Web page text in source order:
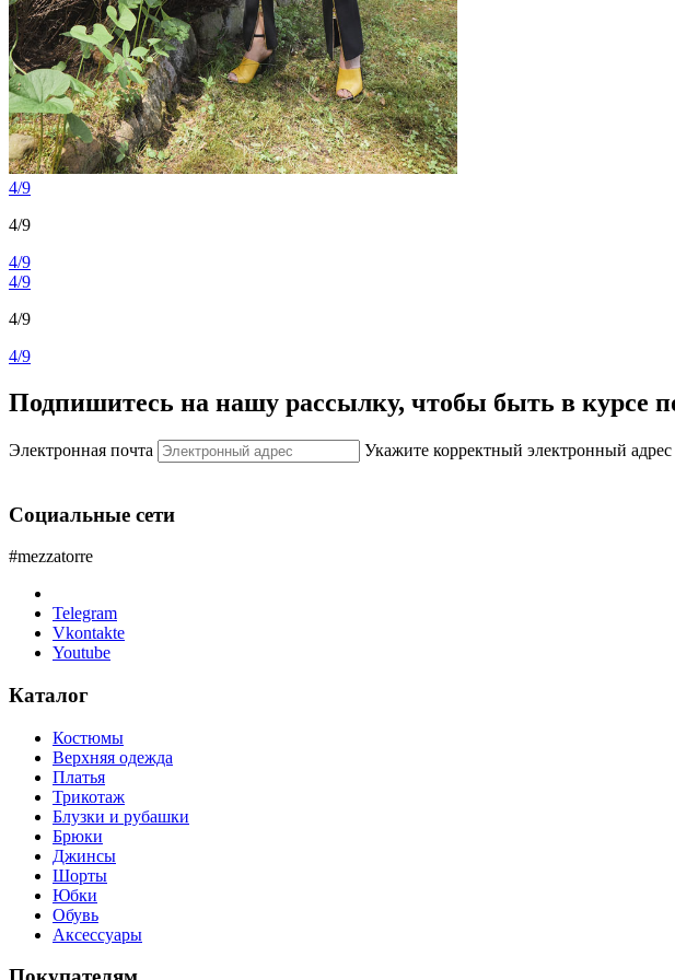
4/9
4/9
4/9
4/9
4/9
4/9
Подпишитесь на нашу рассылку, чтобы быть в курсе
Электронная почта Укажите корректный электронный адрес
Социальные сети
#mezzatorre
Telegram
Vkontakte
Youtube
Каталог
Костюмы
Верхняя одежда
Платья
Трикотаж
Блузки и рубашки
Брюки
Джинсы
Шорты
Юбки
Обувь
Аксессуары